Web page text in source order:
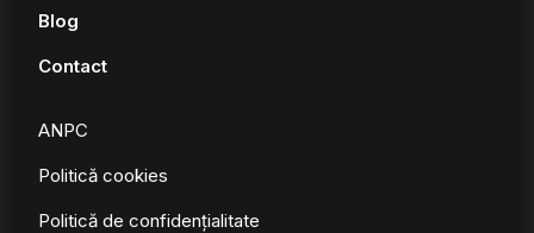
Blog
Contact
ANPC
Politică cookies
Politică de confidențialitate